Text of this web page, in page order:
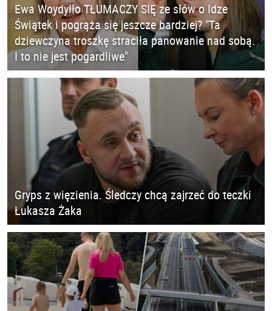
Ewa Woydyłło TŁUMACZY SIĘ ze słów o Idze
Świątek i pogrąża się jeszcze bardziej? "Ta
dziewczyna troszkę straciła panowanie nad sobą.
I to nie jest pogardliwe"
Gryps z więzienia. Śledczy chcą zajrzeć do teczki
Łukasza Żaka